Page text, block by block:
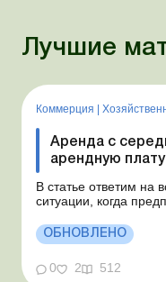
Лучшие
Коммерция
Аренда с
арендную плату
В статье ответим на
ситуации, когда
действовать с
арендует у физлица
Согласно условиям
составляет 4 000 грн
ОБНОВЛЕНО
0 2 512